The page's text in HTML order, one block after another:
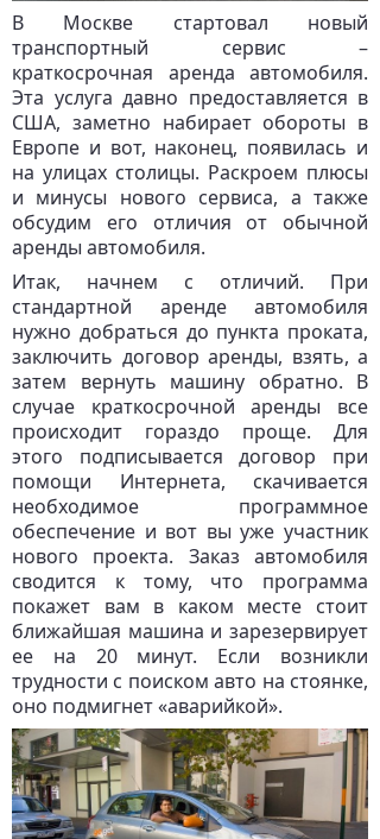
В Москве стартовал новый
транспортный сервис –
краткосрочная аренда автомобиля.
Эта услуга давно предоставляется в
США, заметно набирает обороты в
Европе и вот, наконец, появилась и
на улицах столицы. Раскроем плюсы
и минусы нового сервиса, а также
обсудим его отличия от обычной
аренды автомобиля.
Итак, начнем с отличий. При
стандартной аренде автомобиля
нужно добраться до пункта проката,
заключить договор аренды, взять, а
затем вернуть машину обратно. В
случае краткосрочной аренды все
происходит гораздо проще. Для
этого подписывается договор при
помощи Интернета, скачивается
необходимое программное
обеспечение и вот вы уже участник
нового проекта. Заказ автомобиля
сводится к тому, что программа
покажет вам в каком месте стоит
ближайшая машина и зарезервирует
ее на 20 минут. Если возникли
трудности с поиском авто на стоянке,
оно подмигнет «аварийкой».